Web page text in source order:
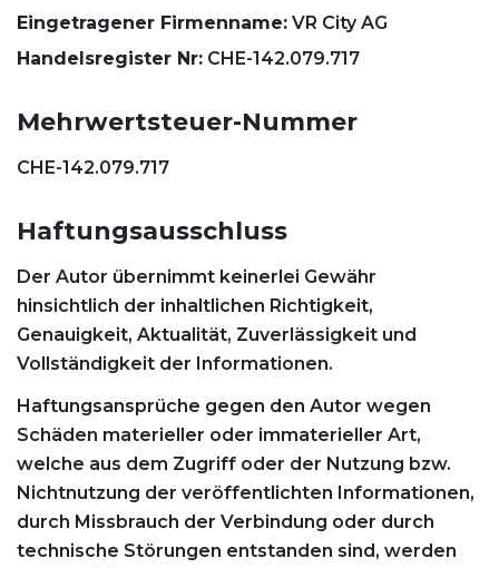
Eingetragener Firmenname: VR City AG
Handelsregister Nr: CHE-142.079.717
Mehrwertsteuer-Nummer
CHE-142.079.717
Haftungsausschluss
Der Autor übernimmt keinerlei Gewähr
hinsichtlich der inhaltlichen Richtigkeit,
Genauigkeit, Aktualität, Zuverlässigkeit und
Vollständigkeit der Informationen.
Haftungsansprüche gegen den Autor wegen
Schäden materieller oder immaterieller Art,
welche aus dem Zugriff oder der Nutzung bzw.
Nichtnutzung der veröffentlichten Informationen,
durch Missbrauch der Verbindung oder durch
technische Störungen entstanden sind, werden